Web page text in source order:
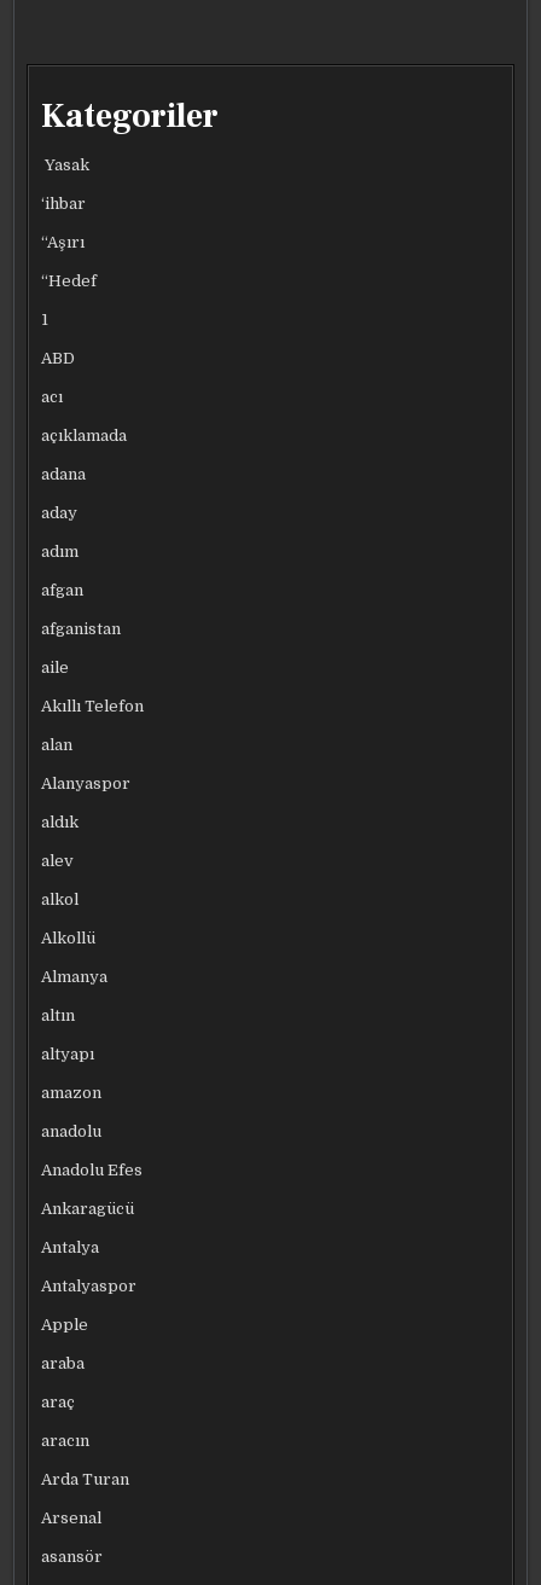
Kategoriler
Yasak
‘ihbar
“Aşırı
“Hedef
1
ABD
acı
açıklamada
adana
aday
adım
afgan
afganistan
aile
Akıllı Telefon
alan
Alanyaspor
aldık
alev
alkol
Alkollü
Almanya
altın
altyapı
amazon
anadolu
Anadolu Efes
Ankaragücü
Antalya
Antalyaspor
Apple
araba
araç
aracın
Arda Turan
Arsenal
asansör